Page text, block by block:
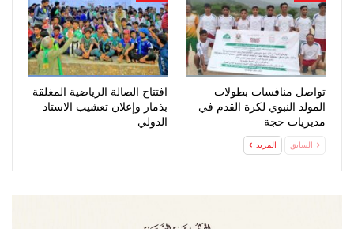
تواصل منافسات بطولات
المولد النبوي لكرة القدم في
مديريات حجة
افتتاح الصالة الرياضية المغلقة
بذمار وإعلان تعشيب الاستاد
الدولي
السابق المزيد